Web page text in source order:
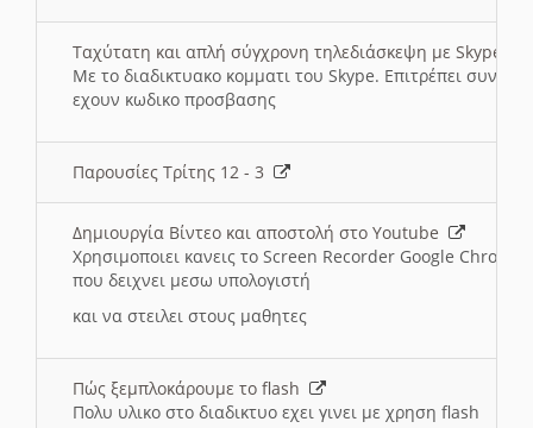
Ταχύτατη και απλή σύγχρονη τηλεδιάσκεψη με Skype
Με το διαδικτυακο κομματι του Skype. Επιτρέπει
εχουν κωδικο προσβασης
Παρουσίες Τρίτης 12 - 3
Δημιουργία Βίντεο και αποστολή στο Youtube
Χρησιμοποιει κανεις το Screen Recorder Google Chrome
που δειχνει μεσω υπολογιστή
και να στειλει στους μαθητες
Πώς ξεμπλοκάρουμε το flash
Πολυ υλικο στο διαδικτυο εχει γινει με χρηση flash